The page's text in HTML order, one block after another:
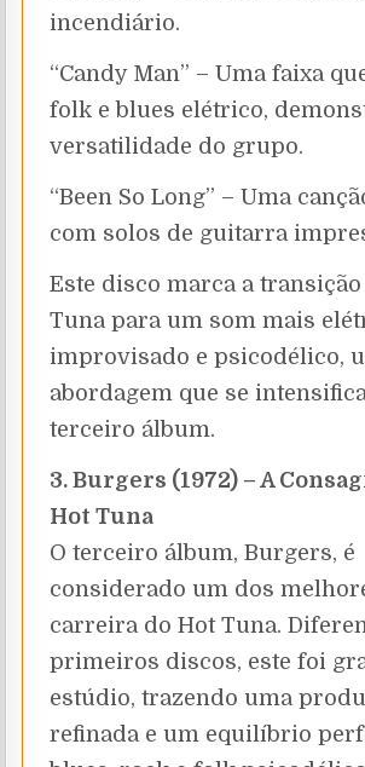
incendiário.
“Candy Man” – Uma faixa
folk e blues elétrico,
versatilidade do grupo.
“Been So Long” – Uma
com solos de guitarra
Este disco marca a
Tuna para um som mais
improvisado e psicodélico,
abordagem que se
terceiro álbum.
3. Burgers (1972) – A
Hot Tuna
O terceiro álbum, Burgers, é
considerado um dos
carreira do Hot Tuna.
primeiros discos, este foi
estúdio, trazendo uma
refinada e um equilíbrio